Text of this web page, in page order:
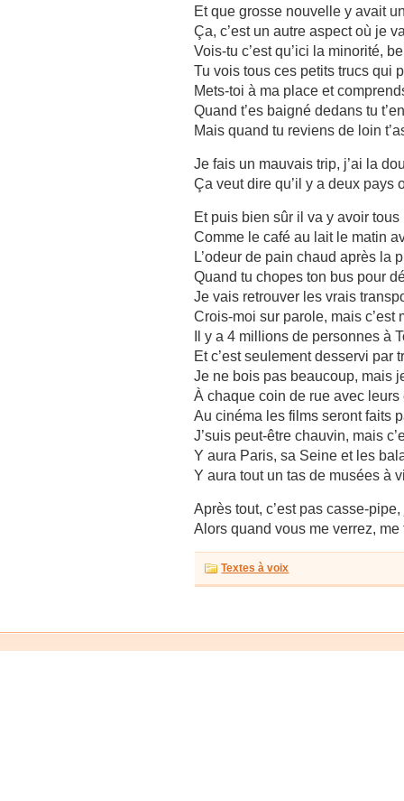
Et que grosse nouvelle y avait
Ça, c’est un autre aspect où je
Vois-tu c’est qu’ici la minorité,
Tu vois tous ces petits trucs qui
Mets-toi à ma place et
Quand t’es baigné dedans tu
Mais quand tu reviens de loin
Je fais un mauvais trip, j’ai la
Ça veut dire qu’il y a deux pays
Et puis bien sûr il va y avoir tous
Comme le café au lait le matin
L’odeur de pain chaud après la
Quand tu chopes ton bus pour
Je vais retrouver les vrais
Crois-moi sur parole, mais c’est
Il y a 4 millions de personnes à
Et c’est seulement desservi par
Je ne bois pas beaucoup, mais
À chaque coin de rue avec
Au cinéma les films seront faits
J’suis peut-être chauvin, mais
Y aura Paris, sa Seine et les
Y aura tout un tas de musées à
Après tout, c’est pas casse-
Alors quand vous me verrez,
Textes à voix